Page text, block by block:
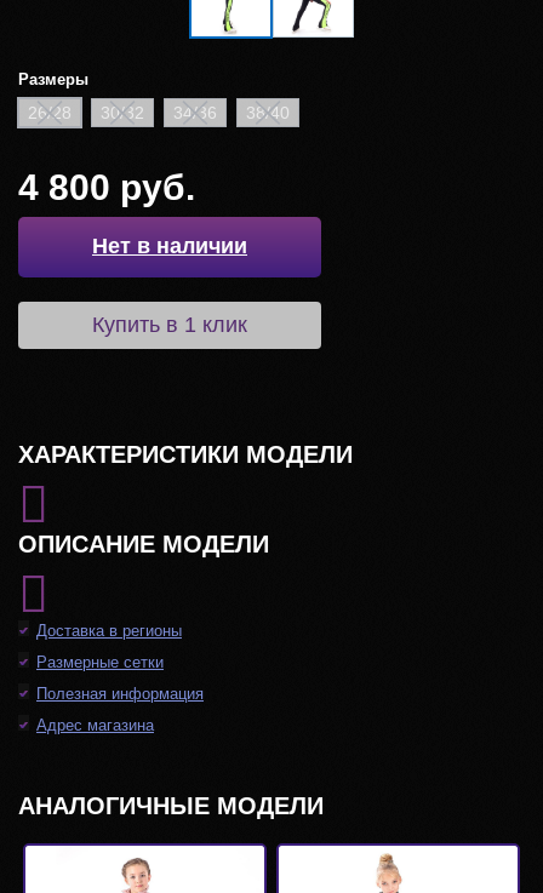
Размеры
26/28 30/32 34/36 38/40
4 800 руб.
Нет в наличии
Купить в 1 клик
ХАРАКТЕРИСТИКИ МОДЕЛИ
ОПИСАНИЕ МОДЕЛИ
Доставка в регионы
Размерные сетки
Полезная информация
Адрес магазина
АНАЛОГИЧНЫЕ МОДЕЛИ